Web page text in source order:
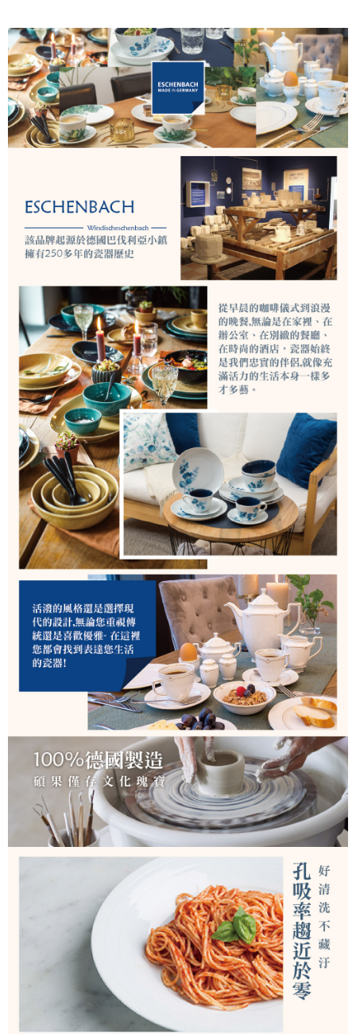
匯豐（台灣）商業銀行
華泰商業銀行
聯邦商業銀行
遠東國際商業銀行
元大商業銀行
永豐商業銀行
玉山商業銀行
星展（台灣）商業銀行
台新國際商業銀行
中國信託商業銀行
台灣樂天信用卡公司
AFTEE先享後付
相關說明
【關於「AFTEE先享後付」】
AFTEE先享後付是「在收到商品之後才付款」的支付方式。 讓您購物簡單
便利好安心！
１．簡單：不需註冊會員、不需綁卡、不需儲值。
２．便利：只要手機號碼，簡訊認證，即可結帳。
３．安心：先確認商品／服務後，再付款。
１．於結帳方式選擇「AFTEE先享後付」後，將跳轉至「AFTEE先享後付」
結帳頁面，進行簡訊認證並確認金額後，即可完成結帳。
２．訂單成立數日內，您將收到繳費通知簡訊。
３．收到繳費通知簡訊後14天內，點擊此簡訊中的連結，可透過四大超商／
ATM／網路銀行／等多元方式進行付款，方視為交易完成。
※ 請注意：結帳手續完成當下不需立刻繳費，但若您需要取消訂單，請聯絡
購買商品的店家。未經商家同意取消之訂單仍視為有效，需透過AFTEE先享
後付繳納相關費用。
※ 交易是否成功請以「AFTEE先享後付 」之結帳頁面顯示為準，若有關於
是否繳費成功／繳費後需取消欲退款等相關疑問，請聯繫「AFTEE先享後付
客戶支援中心」https://netprotections.freshdesk.com/support/home
【注意事項】
１．透過由恩沛科技股份有限公司提供之「AFTEE先享後付」服務完成之交
易，需依本服務之必要範圍內提供個人資料，並將交易相關給付款項請求債
權轉讓予恩沛科技股份有限公司。
２．關於個人資料處理事宜，請瀏覽以下網址：
https://aftee.tw/terms/#terms3
３．未成年的使用者請事先徵得法定代理人或監護人之同意方可使用
「AFTEE先享後付」，若未經同意申辦者引起之損失，本公司不負相關責
任。
４．使用「AFTEE先享後付」時，將依據個別帳號之用戶狀況，依本公司即
時審查核予不同之上限額度；若仍有額度不足之情形，本公司將視審查結果
請求用戶進行身份認證。
５．嚴禁一人註冊多個帳號或使用他人資訊註冊。若發現惡意使用之情形，
恩沛科技股份有限公司將有權停止該用戶之使用額度並採取法律行動。
ATM付款
運送方式
每筆NT$130，滿NT$3,000(含以上)免運費
離島配送
每筆NT$250